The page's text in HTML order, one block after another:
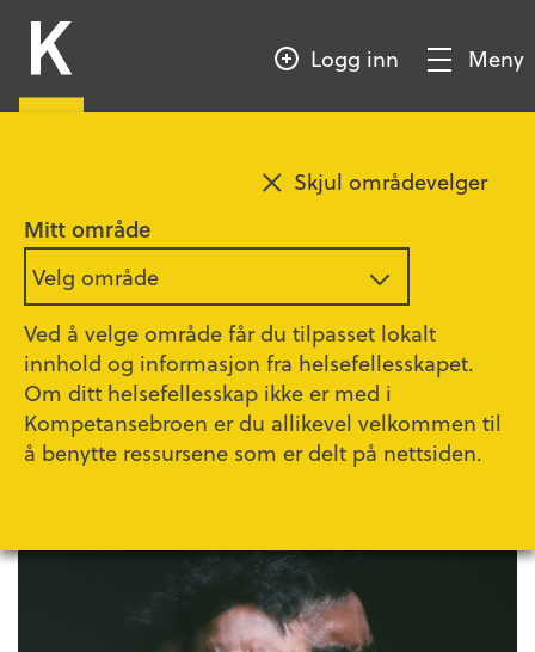
Mitt område
Velg område
Ved å velge område får du tilpasset lokalt
innhold og informasjon fra helsefellesskapet.
Om ditt helsefellesskap ikke er med i
Kompetansebroen er du allikevel velkommen til
å benytte ressursene som er delt på nettsiden.
Skjul områdevelger
HOVEDINNHOLD
KompetansebroenLogg inn
Vis/SkjulMeny
FACT/ACT
Kompetansebroen sentral redaksjon i samarbeid
med DPS Gjøvik
Behandlingsmodeller som gir oppsøkende,
samtidige, helhetlige og koordinerte tjenester